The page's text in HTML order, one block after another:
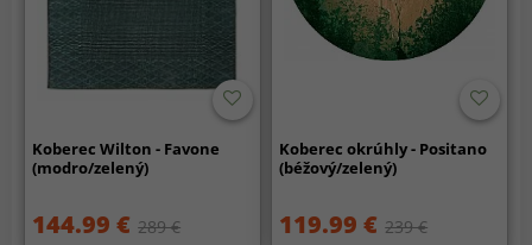
Koberec Wilton - Favone
(modro/zelený)
144.99 € 289 €
Koberec okrúhly - Positano
(béžový/zelený)
119.99 € 239 €